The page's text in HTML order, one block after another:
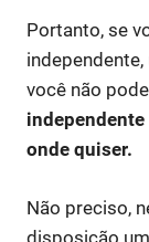
Portanto, se
você não
onde quiser.
Não preciso,
disposição